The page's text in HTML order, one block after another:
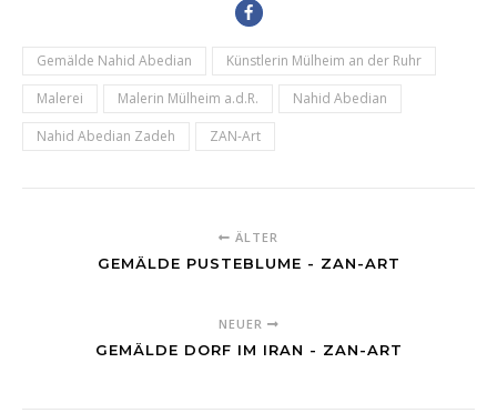
Gemälde Nahid Abedian
Künstlerin Mülheim an der Ruhr
Malerei
Malerin Mülheim a.d.R.
Nahid Abedian
Nahid Abedian Zadeh
ZAN-Art
ÄLTER
GEMÄLDE PUSTEBLUME - ZAN-ART
NEUER
GEMÄLDE DORF IM IRAN - ZAN-ART